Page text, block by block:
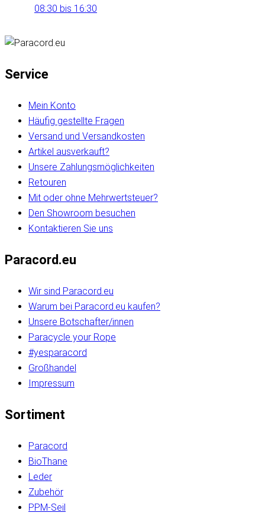
08:30 bis 16:30
Service
Mein Konto
Häufig gestellte Fragen
Versand und Versandkosten
Artikel ausverkauft?
Unsere Zahlungsmöglichkeiten
Retouren
Mit oder ohne Mehrwertsteuer?
Den Showroom besuchen
Kontaktieren Sie uns
Paracord.eu
Wir sind Paracord.eu
Warum bei Paracord.eu kaufen?
Unsere Botschafter/innen
Paracycle your Rope
#yesparacord
Großhandel
Impressum
Sortiment
Paracord
BioThane
Leder
Zubehör
PPM-Seil